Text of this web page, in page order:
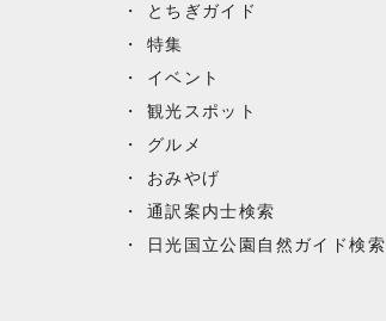
とちぎガイド
特集
イベント
観光スポット
グルメ
おみやげ
通訳案内士検索
日光国立公園自然ガイド検索